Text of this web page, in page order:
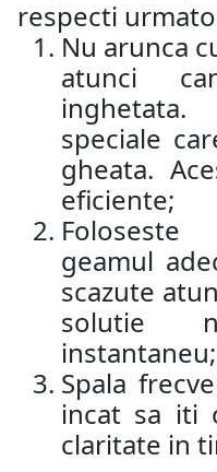
respecti
Nu arunca
atunci
speciale
gheata.
eficiente;
geamul
scazute
solutie
instantaneu;
Spala
incat sa iti
claritate in